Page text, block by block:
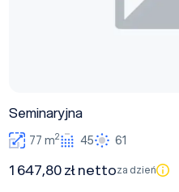
Seminaryjna
77 m2 45 61
1 647,80 zł nettoza dzień